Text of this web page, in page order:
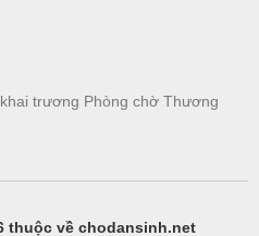
trương Phòng chờ Thương
thuộc về chodansinh.net